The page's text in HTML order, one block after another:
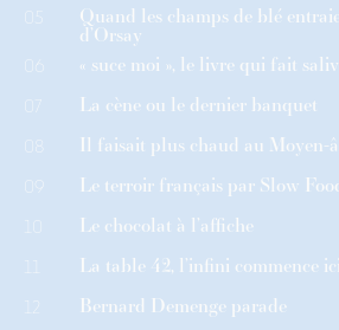
Quand les champs de blé
d’Orsay
06 « suce moi », le livre qui fait
07 La cène ou le dernier banquet
Il faisait plus chaud au Moyen-
09 Le terroir français par Slow
Le chocolat à l’affiche
La table 42, l’infini commence ici
Bernard Demenge parade